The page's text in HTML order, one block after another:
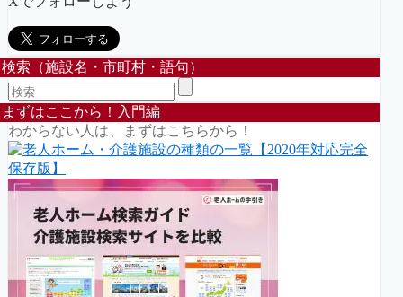
検索（施設名・市町村・語句）
まずはここから！入門編
わからない人は、まずはこちらから！